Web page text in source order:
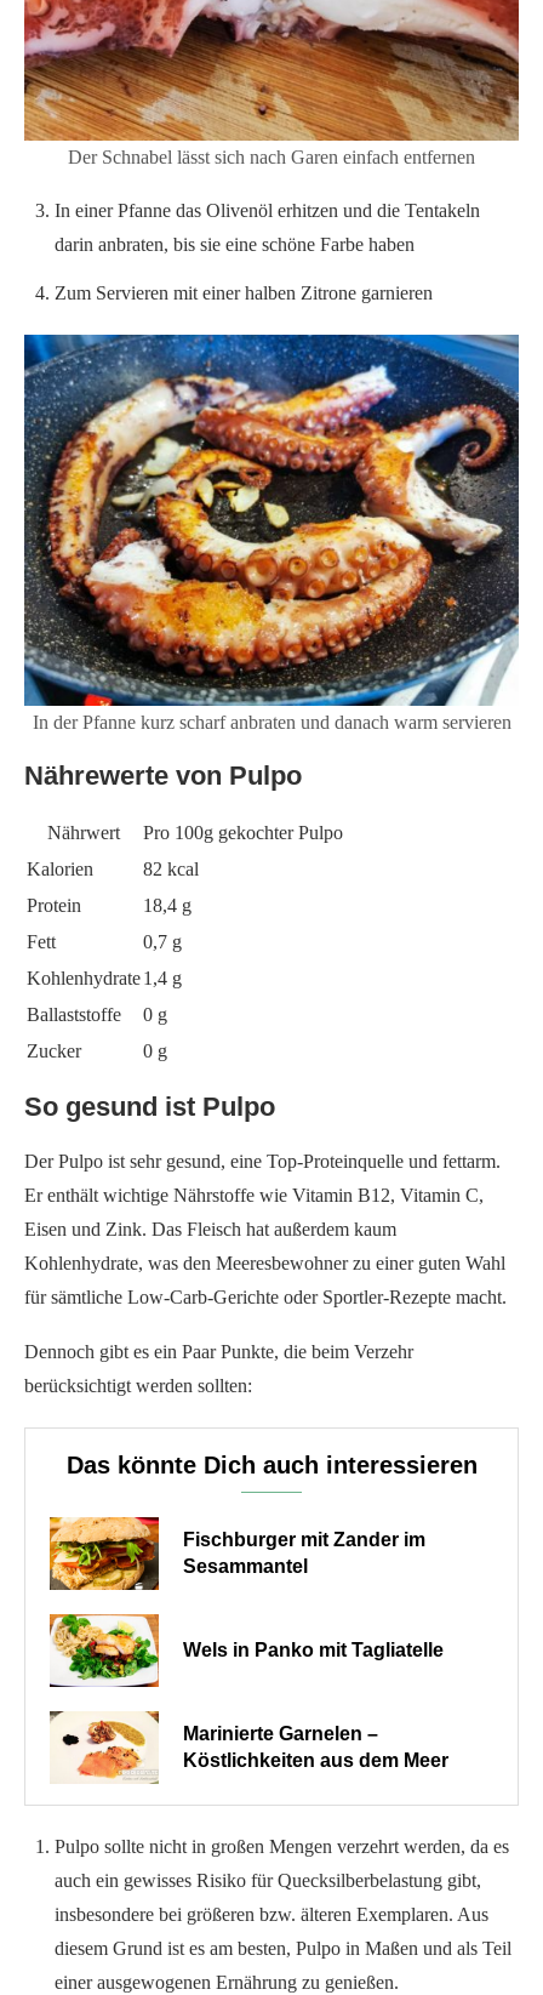
Der Schnabel lässt sich nach Garen einfach entfernen
In einer Pfanne das Olivenöl erhitzen und die Tentakeln
darin anbraten, bis sie eine schöne Farbe haben
Zum Servieren mit einer halben Zitrone garnieren
In der Pfanne kurz scharf anbraten und danach warm servieren
Nährewerte von Pulpo
Nährwert
Pro 100g gekochter Pulpo
Kalorien
82 kcal
Protein
18,4 g
Fett
0,7 g
Kohlenhydrate1,4 g
Ballaststoffe
0 g
Zucker
0 g
So gesund ist Pulpo
Der Pulpo ist sehr gesund, eine Top-Proteinquelle und fettarm.
Er enthält wichtige Nährstoffe wie Vitamin B12, Vitamin C,
Eisen und Zink. Das Fleisch hat außerdem kaum
Kohlenhydrate, was den Meeresbewohner zu einer guten Wahl
für sämtliche Low-Carb-Gerichte oder Sportler-Rezepte macht.
Dennoch gibt es ein Paar Punkte, die beim Verzehr
berücksichtigt werden sollten:
Das könnte Dich auch interessieren
Fischburger mit Zander im
Sesammantel
Wels in Panko mit Tagliatelle
Marinierte Garnelen –
Köstlichkeiten aus dem Meer
Pulpo sollte nicht in großen Mengen verzehrt werden, da es
auch ein gewisses Risiko für Quecksilberbelastung gibt,
insbesondere bei größeren bzw. älteren Exemplaren. Aus
diesem Grund ist es am besten, Pulpo in Maßen und als Teil
einer ausgewogenen Ernährung zu genießen.